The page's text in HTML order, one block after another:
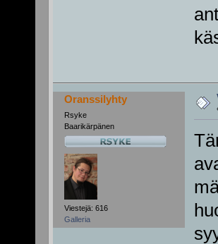
Oranssilyhty
Rsyke
Baarikärpänen
Viestejä: 616
Galleria